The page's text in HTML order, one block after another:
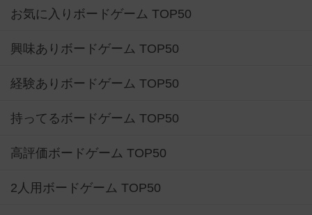
お気に入りボードゲーム TOP50
興味ありボードゲーム TOP50
経験ありボードゲーム TOP50
持ってるボードゲーム TOP50
高評価ボードゲーム TOP50
2人用ボードゲーム TOP50